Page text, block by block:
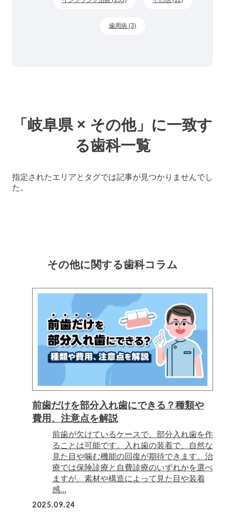
歯周病 (3)
「岐阜県 × その他」に一致す
る歯科一覧
指定されたエリアとタグでは記事が見つかりませんでし
た。
その他に関する歯科コラム
前歯だけを部分入れ歯にできる？種類や
費用、注意点を解説
前歯が欠けているケースで、部分入れ歯を作
ることは可能です。入れ歯の装着で、自然な
見た目や噛む機能の回復が期待できます。治
療では保険診療と自費診療のいずれかを選べ
ますが、素材や構造によって見た目や装着
感...
2025.09.24